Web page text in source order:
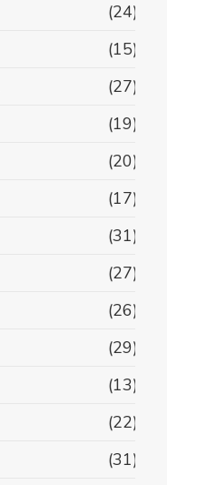
(24)
(15)
(27)
(19)
(20)
(17)
(31)
(27)
(26)
(29)
(13)
(22)
(31)